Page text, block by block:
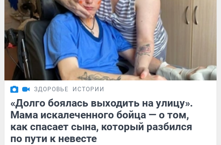
ЗДОРОВЬЕ ИСТОРИИ
«Долго боялась выходить на улицу».
Мама искалеченного бойца — о том,
как спасает сына, который разбился
по пути к невесте